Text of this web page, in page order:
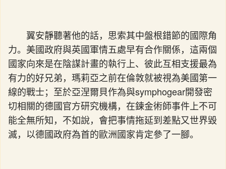
翼安靜聽著他的話，思索其中盤根錯節的國際角
力。美國政府與英國軍情五處早有合作關係，這兩個
國家向來是在陰謀計畫的執行上、彼此互相支援最為
有力的好兄弟，瑪莉亞之前在倫敦就被視為美國第一
線的戰士；至於亞涅爾貝作為與symphogear開發密
切相關的德國官方研究機構，在鍊金術師事件上不可
能全無所知，不如說，會把事情拖延到差點又世界毀
滅，以德國政府為首的歐洲國家肯定參了一腳。